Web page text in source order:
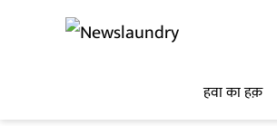
हवा का हक़